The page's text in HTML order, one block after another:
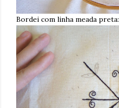
Bordei com linha meada preta: